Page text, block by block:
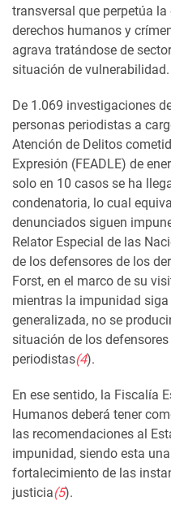
transversal que perpetúa
derechos humanos y
agrava tratándose de
situación de vulnerabilidad.
De 1.069 investigaciones
personas periodistas a
Atención de Delitos
Expresión (FEADLE) de
solo en 10 casos se ha
condenatoria, lo cual
denunciados siguen
Relator Especial de las
de los defensores de los
Forst, en el marco de su
mientras la impunidad
generalizada, no se
situación de los
periodistas(4).
En ese sentido, la Fiscalía
Humanos deberá tener
las recomendaciones al
impunidad, siendo esta
fortalecimiento de las
justicia(5).